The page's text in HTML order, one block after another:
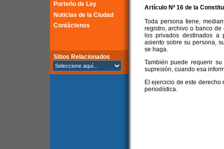
Porteño de Ley
Noticias de la Ciudad
Contáctenos
Sitios Relacionados
Artículo Nº 16 de la
Toda persona tiene,
registro, archivo o banco
los privados destinados
asiento sobre su persona,
se haga.
También puede requerir
supresión, cuando esa
El ejercicio de este
periodística.